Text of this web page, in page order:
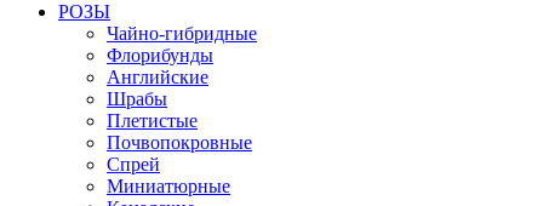
РОЗЫ
Чайно-гибридные
Флорибунды
Английские
Шрабы
Плетистые
Почвопокровные
Спрей
Миниатюрные